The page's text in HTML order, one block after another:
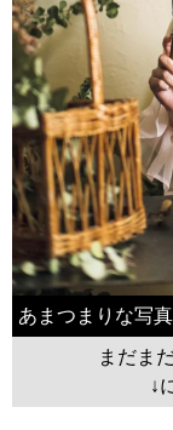
あまつまりな写
まだま
↓